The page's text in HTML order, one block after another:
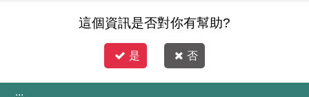
這個資訊是否對你有幫助?
是 否